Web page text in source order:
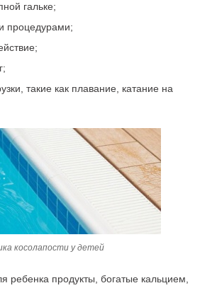
гальке;
процедурами;
такие как плавание, катание на
косолапости у детей
ребенка продукты, богатые кальцием,